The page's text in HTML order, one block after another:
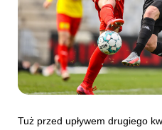
Tuż przed upływem drugiego